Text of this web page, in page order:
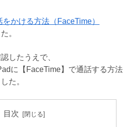
かける方法（FaceTime）
。
したうえで、
に【FaceTime】で通話する方法
た。
目次